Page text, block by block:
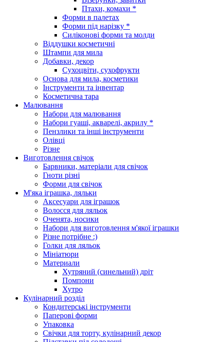
Птахи, комахи *
Форми в палетах
Форми під нарізку *
Силіконові форми та молди
Віддушки косметичні
Штампи для мила
Добавки, декор
Сухоцвіти, сухофрукти
Основа для мила, косметики
Інструменти та інвентар
Косметична тара
Малювання
Набори для малювання
Набори гуаші, акварелі, акрилу *
Пензлики та інші інструменти
Олівці
Різне
Виготовлення свічок
Барвники, матеріали для свічок
Гноти різні
Форми для свічок
М'яка іграшка, ляльки
Аксесуари для іграшок
Волосся для ляльок
Оченята, носики
Набори для виготовлення м'якої іграшки
Різне потрібне :)
Голки для ляльок
Мініатюри
Материали
Хутряний (синельний) дріт
Помпони
Хутро
Кулінарний розділ
Кондитерські інструменти
Паперові форми
Упаковка
Свічки для торту, кулінарний декор